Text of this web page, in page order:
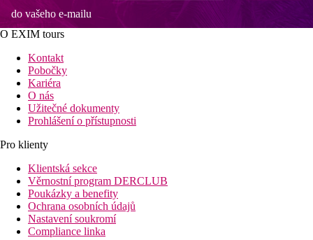
do vašeho e-mailu
O EXIM tours
Kontakt
Pobočky
Kariéra
O nás
Užitečné dokumenty
Prohlášení o přístupnosti
Pro klienty
Klientská sekce
Věrnostní program DERCLUB
Poukázky a benefity
Ochrana osobních údajů
Nastavení soukromí
Compliance linka